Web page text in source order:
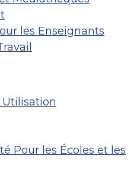
les Enseignants
Pour les Écoles et les